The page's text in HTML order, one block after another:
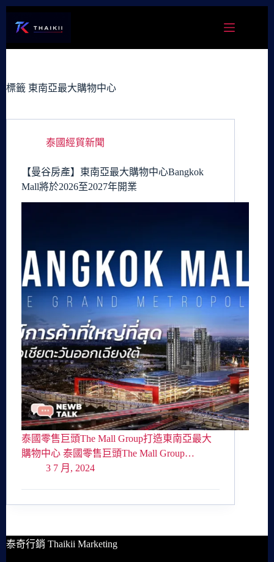
容
標籤 東南亞最大購物中心
泰國經貿新聞
【曼谷房產】東南亞最大購物中心Bangkok
Mall將於2026至2027年開業
泰國零售巨頭The Mall Group打造東南亞最大
購物中心 泰國零售巨頭The Mall Group…
3 7 月, 2024
泰奇行銷 Thaikii Marketing